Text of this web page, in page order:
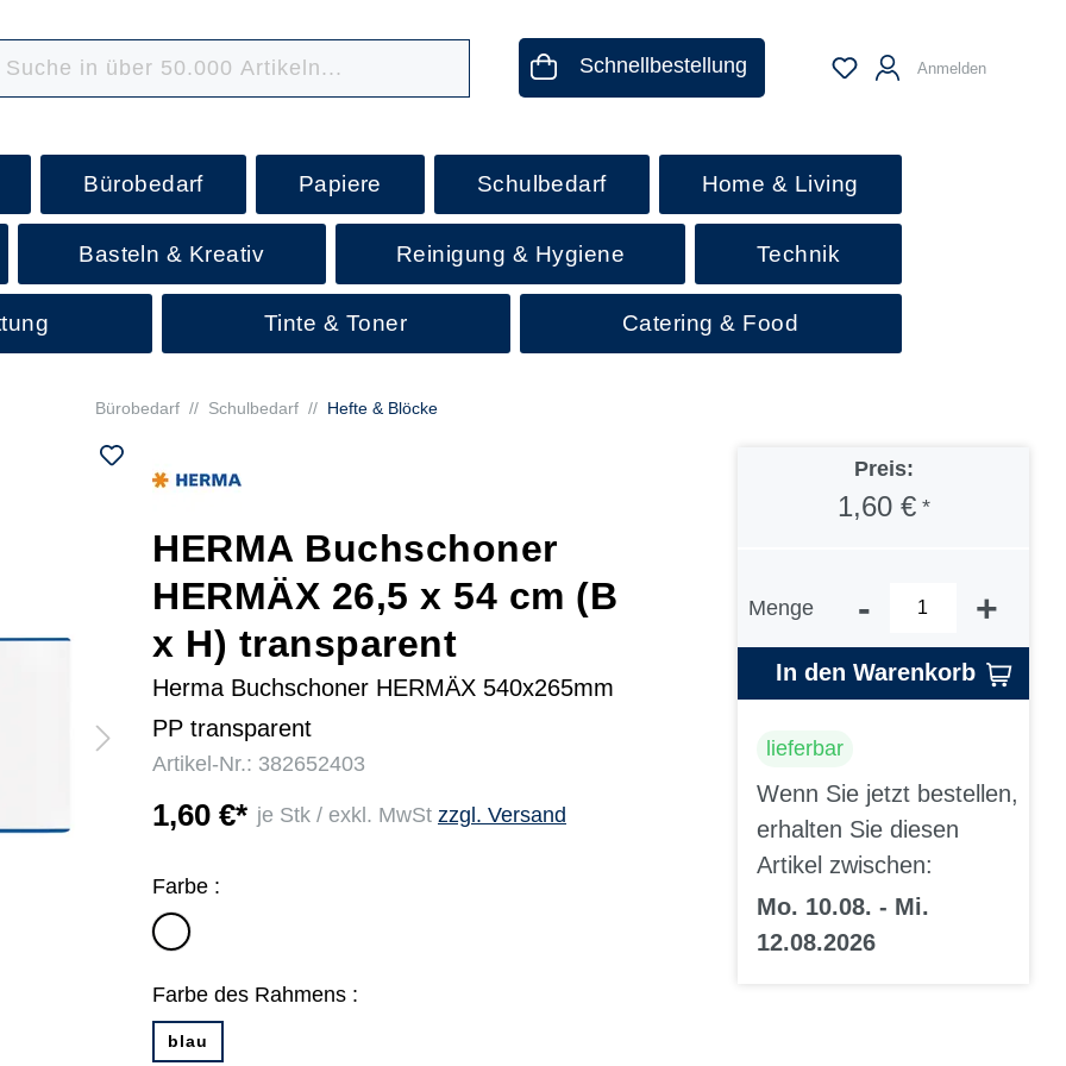
Schnellbestellung Anmelden
Bürobedarf Papiere Schulbedarf Home & Living
Basteln & Kreativ Reinigung & Hygiene Technik
Tinte & Toner Catering & Food
Bürobedarf // Schulbedarf // Hefte & Blöcke
HERMA Buchschoner
HERMÄX 26,5 x 54 cm (B
x H) transparent
Herma Buchschoner HERMÄX 540x265mm
PP transparent
Artikel-Nr.: 382652403
1,60 €* je Stk / exkl. MwSt zzgl. Versand
Farbe :
transparent
Farbe des Rahmens :
blau
Preis:
1,60 €*
Menge - +
In den Warenkorb
lieferbar
Wenn Sie jetzt bestellen,
erhalten Sie diesen
Artikel zwischen:
Mo. 10.08. - Mi.
12.08.2026